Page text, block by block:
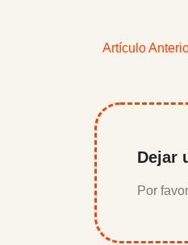
Artículo
Dejar
Por favor